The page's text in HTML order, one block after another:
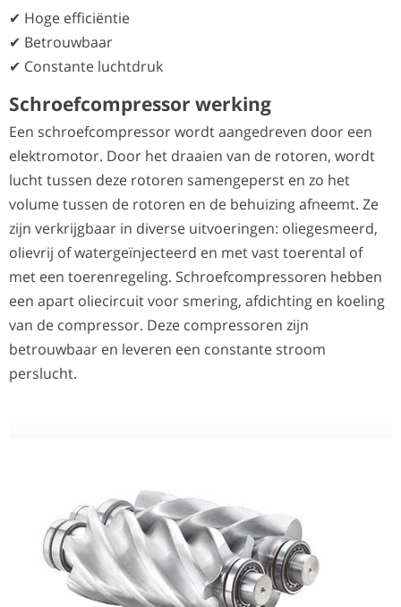
✔ Hoge efficiëntie
✔ Betrouwbaar
✔ Constante luchtdruk
Schroefcompressor werking
Een schroefcompressor wordt aangedreven door een
elektromotor. Door het draaien van de rotoren, wordt
lucht tussen deze rotoren samengeperst en zo het
volume tussen de rotoren en de behuizing afneemt. Ze
zijn verkrijgbaar in diverse uitvoeringen: oliegesmeerd,
olievrij of watergeïnjecteerd en met vast toerental of
met een toerenregeling. Schroefcompressoren hebben
een apart oliecircuit voor smering, afdichting en koeling
van de compressor. Deze compressoren zijn
betrouwbaar en leveren een constante stroom
perslucht.